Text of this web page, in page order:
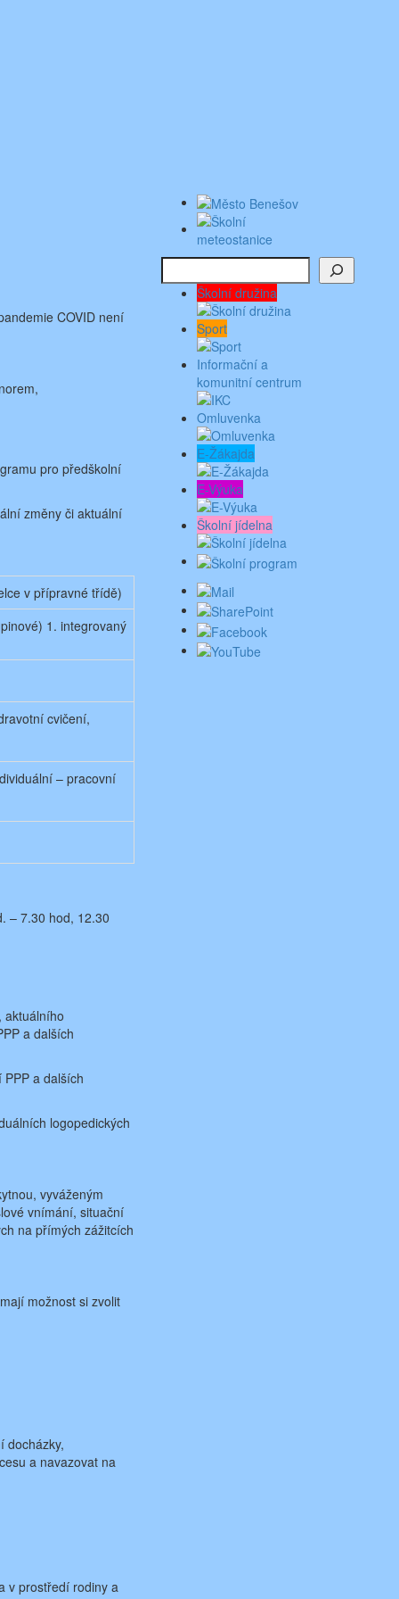
COVID není
pro předškolní
změny či aktuální
v přípravné třídě)
1. integrovaný
cvičení,
– pracovní
– 7.30 hod, 12.30
aktuálního
a dalších
a dalších
logopedických
vyváženým
vnímání, situační
na přímých zážitcích
možnost si zvolit
docházky,
a navazovat na
v prostředí rodiny a
Školní družina
Sport
Informační a
komunitní centrum
Omluvenka
E-Žákajda
E-Výuka
Školní jídelna